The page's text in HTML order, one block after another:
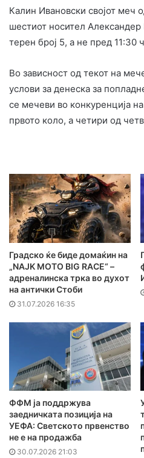
Калин Ивановски својот меч
шестиот носител Александер
терен број 5, а не пред 11:30
Во зависност од текот на
услови за денеска за
се мечеви во конкуренција
првото коло, а четири од
Градско ќе биде домаќин на
„NAJK MOTO BIG RACE“ –
адреналинска трка во духот
на антички Стоби
31.07.2026 16:35
ФФМ ја поддржува
заедничката позиција на
УЕФА: Светското првенство
не е на продажба
30.07.2026 21:03